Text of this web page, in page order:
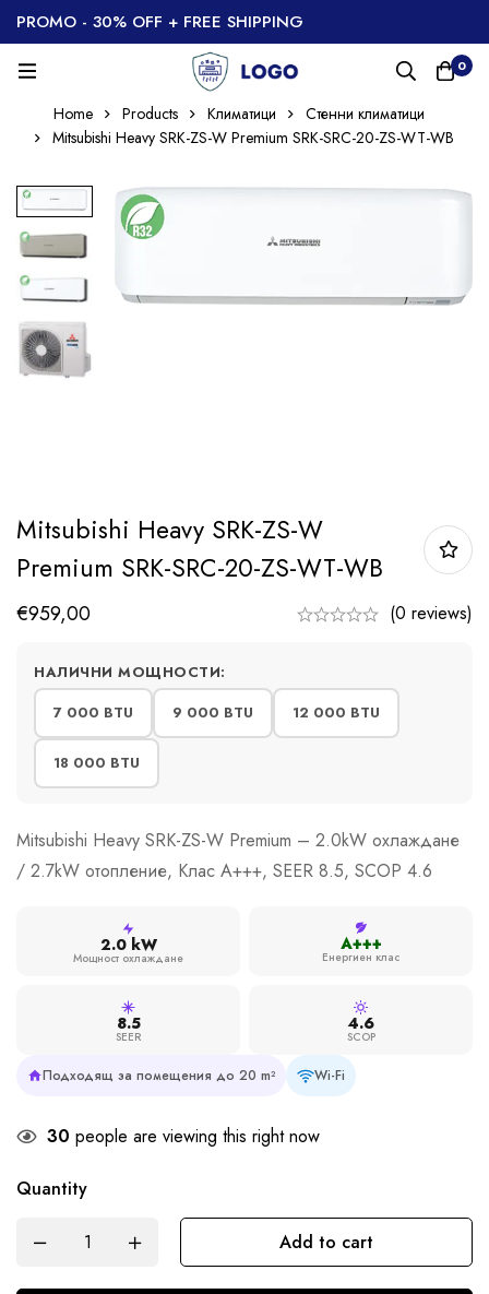
PROMO - 30% OFF + FREE SHIPPING
0
Home Products Климатици
Стенни климатици
Mitsubishi Heavy SRK-ZS-W Premium SRK-SRC-20-ZS-WT-WB
Mitsubishi Heavy SRK-ZS-W
Premium SRK-SRC-20-ZS-WT-WB
€959,00 (0 reviews)
НАЛИЧНИ МОЩНОСТИ:
7 000 BTU
9 000 BTU 12 000 BTU
18 000 BTU
Mitsubishi Heavy SRK-ZS-W Premium – 2.0kW охлаждане
/ 2.7kW отопление, Клас A+++, SEER 8.5, SCOP 4.6
2.0 kW
Мощност охлаждане
A+++
Енергиен клас
8.5
SEER
4.6
SCOP
Подходящ за помещения до 20 m² Wi-Fi
30 people are viewing this right now
Quantity
Add to cart